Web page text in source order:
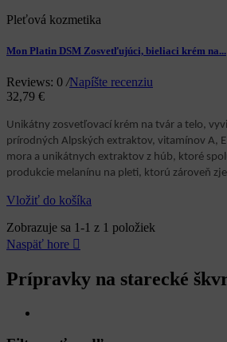
Pleťová kozmetika
Mon Platin DSM Zosvetľujúci, bieliaci krém na...
Reviews: 0 /Napíšte recenziu
32,79 €
Unikátny zosvetľovací krém na tvár a telo,
prírodných Alpských extraktov, vitamínov A,
mora a unikátnych extraktov z húb, ktoré
produkcie melanínu na pleti, ktorú zároveň
Vložiť do košíka
Zobrazuje sa 1-1 z 1 položiek
Naspäť hore 
Prípravky na starecké